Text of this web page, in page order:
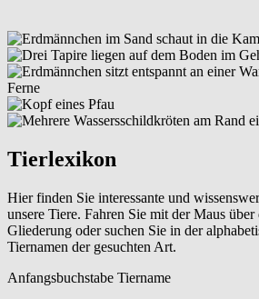
Tierlexikon
Hier finden Sie interessante und
unsere Tiere. Fahren Sie mit der Maus über
Gliederung oder suchen Sie in der
Tiernamen der gesuchten Art.
Anfangsbuchstabe Tiername